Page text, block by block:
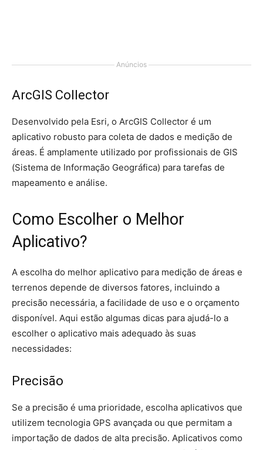
Anúncios
ArcGIS Collector
Desenvolvido pela Esri, o ArcGIS Collector é um
aplicativo robusto para coleta de dados e medição de
áreas. É amplamente utilizado por profissionais de GIS
(Sistema de Informação Geográfica) para tarefas de
mapeamento e análise.
Como Escolher o Melhor
Aplicativo?
A escolha do melhor aplicativo para medição de áreas e
terrenos depende de diversos fatores, incluindo a
precisão necessária, a facilidade de uso e o orçamento
disponível. Aqui estão algumas dicas para ajudá-lo a
escolher o aplicativo mais adequado às suas
necessidades:
Precisão
Se a precisão é uma prioridade, escolha aplicativos que
utilizem tecnologia GPS avançada ou que permitam a
importação de dados de alta precisão. Aplicativos como